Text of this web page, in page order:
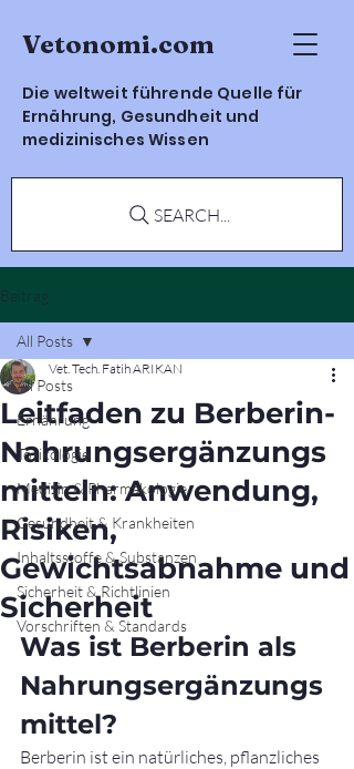
Vetonomi.com
Die weltweit führende Quelle für
Ernährung, Gesundheit und
medizinisches Wissen
SEARCH...
Beitrag
All Posts
Ernährung
Toxikologie
Medizin & Pharmakologie
Gesundheit & Krankheiten
Inhaltsstoffe & Substanzen
Sicherheit & Richtlinien
Vorschriften & Standards
All Posts
Leitfaden zu Berberin-
Nahrungsergänzungs
mitteln: Anwendung,
Risiken,
Gewichtsabnahme und
Sicherheit
Vet. Tech. Fatih ARIKAN
Was ist Berberin als
Nahrungsergänzungs
mittel?
Berberin ist ein natürliches, pflanzliches